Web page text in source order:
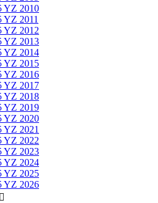
YZ 2010
YZ 2011
YZ 2012
YZ 2013
YZ 2014
YZ 2015
YZ 2016
YZ 2017
YZ 2018
YZ 2019
YZ 2020
YZ 2021
YZ 2022
YZ 2023
YZ 2024
YZ 2025
YZ 2026
